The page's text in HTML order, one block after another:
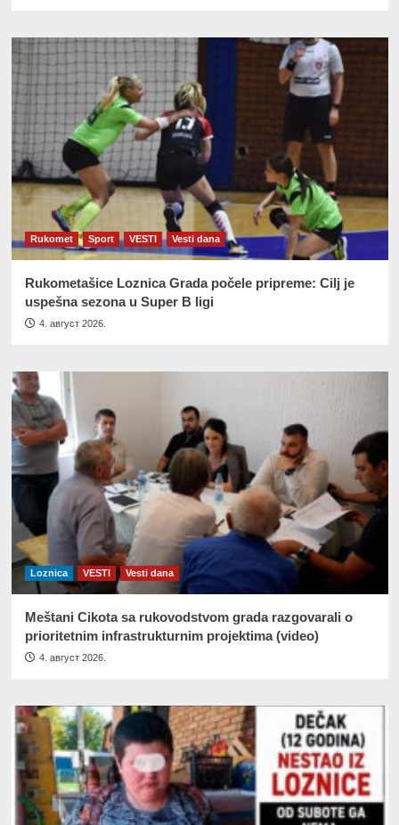
Rukomet Sport VESTI Vesti dana
Rukometašice Loznica Grada počele pripreme: Cilj je
uspešna sezona u Super B ligi
4. август 2026.
Loznica VESTI Vesti dana
Meštani Cikota sa rukovodstvom grada razgovarali o
prioritetnim infrastrukturnim projektima (video)
4. август 2026.